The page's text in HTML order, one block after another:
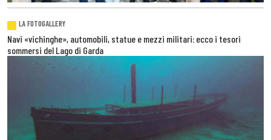
LA FOTOGALLERY
Navi «vichinghe», automobili, statue e mezzi militari: ecco i tesori
sommersi del Lago di Garda